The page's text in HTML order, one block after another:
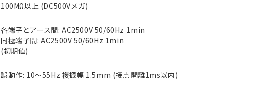
100MΩ以上 (DC500Vメガ)
各端子とアース間: AC2500V 50/60Hz 1min
同極端子間: AC2500V 50/60Hz 1min
(初期値)
誤動作: 10～55Hz 複振幅 1.5mm (接点開離1ms以内)
さい。
※当社の共同利用者とは、"個人情報の共同利用に関して"
の「1.共
いる法人を指します。
下記の非含有証明書をダウンロードすることができます。
EU RoHS指令（10物質）の非含有証明書
51物質の非含有証明書（当社基準）
※本証明書は発行日時点で非含有を証明するもので、過去に遡って非含有
また、RoHS指令のフタル酸エステル類４物質の対応では、対応完了まで
混在することから備考欄に対応日を記載しておりました。